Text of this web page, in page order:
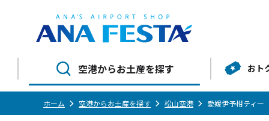
空港からお土産を探す おト
ホーム 空港からお土産を探す 松山空港 愛媛伊予柑ティー